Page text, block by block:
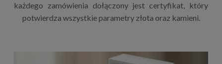
każdego zamówienia dołączony jest certyfikat, który
potwierdza wszystkie parametry złota oraz kamieni.